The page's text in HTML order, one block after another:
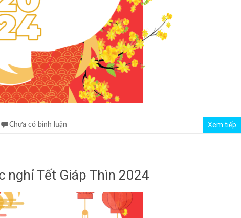
Chưa có bình luận Xem tiếp
nghỉ Tết Giáp Thìn 2024